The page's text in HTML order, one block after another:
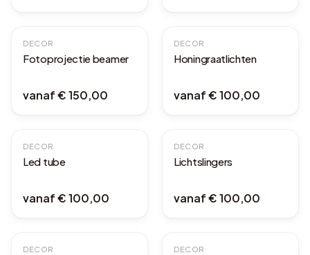
DECOR
Fotoprojectie beamer
vanaf€ 150,00
DECOR
Honingraatlichten
vanaf€ 100,00
DECOR
Led tube
vanaf€ 100,00
DECOR
Lichtslingers
vanaf€ 100,00
DECOR DECOR